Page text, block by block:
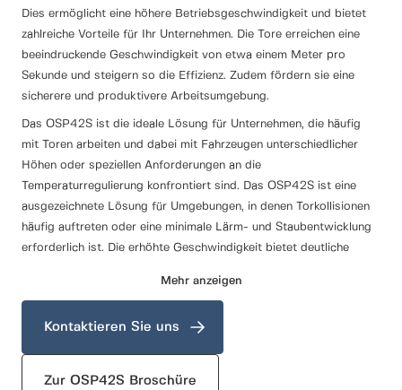
Dies ermöglicht eine höhere Betriebsgeschwindigkeit und bietet
zahlreiche Vorteile für Ihr Unternehmen. Die Tore erreichen eine
beeindruckende Geschwindigkeit von etwa einem Meter pro
Sekunde und steigern so die Effizienz. Zudem fördern sie eine
sicherere und produktivere Arbeitsumgebung.
Das OSP42S ist die ideale Lösung für Unternehmen, die häufig
mit Toren arbeiten und dabei mit Fahrzeugen unterschiedlicher
Höhen oder speziellen Anforderungen an die
Temperaturregulierung konfrontiert sind. Das OSP42S ist eine
ausgezeichnete Lösung für Umgebungen, in denen Torkollisionen
häufig auftreten oder eine minimale Lärm- und Staubentwicklung
erforderlich ist. Die erhöhte Geschwindigkeit bietet deutliche
reduziert den Luftaustausch zwischen Innen- und Außenbereich,
was zu einer besseren Dichtheit und erhöhten
Widerstandsfähigkeit gegen Windlasten führt. Die optimierte
Mehr anzeigen
Kontaktieren Sie uns
Zur OSP42S Broschüre